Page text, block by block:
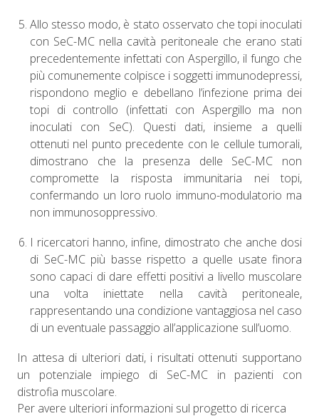
Allo stesso modo, è stato osservato che topi inoculati
con SeC-MC nella cavità peritoneale che erano stati
precedentemente infettati con Aspergillo, il fungo che
più comunemente colpisce i soggetti immunodepressi,
rispondono meglio e debellano l’infezione prima dei
topi di controllo (infettati con Aspergillo ma non
inoculati con SeC). Questi dati, insieme a quelli
ottenuti nel punto precedente con le cellule tumorali,
dimostrano che la presenza delle SeC-MC non
compromette la risposta immunitaria nei topi,
confermando un loro ruolo immuno-modulatorio ma
non immunosoppressivo.
I ricercatori hanno, infine, dimostrato che anche dosi
di SeC-MC più basse rispetto a quelle usate finora
sono capaci di dare effetti positivi a livello muscolare
una volta iniettate nella cavità peritoneale,
rappresentando una condizione vantaggiosa nel caso
di un eventuale passaggio all’applicazione sull’uomo.
In attesa di ulteriori dati, i risultati ottenuti supportano
un potenziale impiego di SeC-MC in pazienti con
distrofia muscolare.
Per avere ulteriori informazioni sul progetto di ricerca